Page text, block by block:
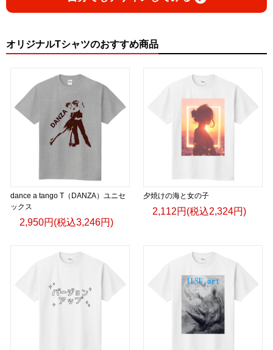
オリジナルTシャツのおすすめ商品
dance a tango T（DANZA）ユニセ
ックス
2,950円(税込3,246円)
夕焼けの海と女の子
2,112円(税込2,324円)